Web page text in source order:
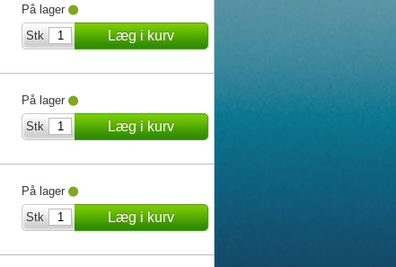
På lager
Stk
Læg i kurv
På lager
Stk
Læg i kurv
På lager
Stk
Læg i kurv